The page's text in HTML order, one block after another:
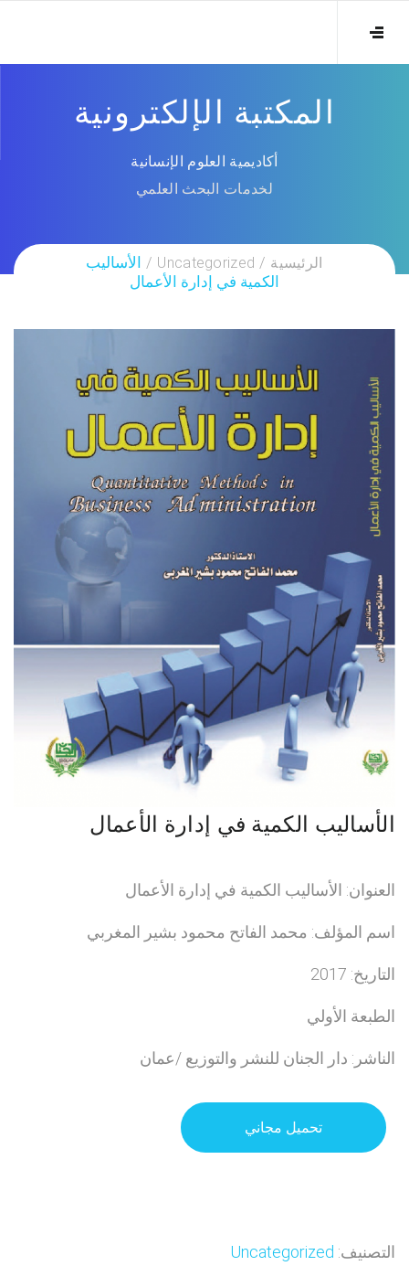
المكتبة الإلكترونية
أكاديمية العلوم الإنسانية
لخدمات البحث العلمي
الرئيسية Uncategorized
الأساليب
الكمية في إدارة الأعمال
الأساليب الكمية في إدارة الأعمال
العنوان: الأساليب الكمية في إدارة الأعمال
اسم المؤلف: محمد الفاتح محمود بشير المغربي
التاريخ: 2017
الطبعة الأولي
الناشر: دار الجنان للنشر والتوزيع /عمان
تحميل مجاني
التصنيف: Uncategorized